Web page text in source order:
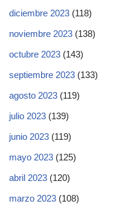
diciembre 2023 (118)
noviembre 2023 (138)
octubre 2023 (143)
septiembre 2023 (133)
agosto 2023 (119)
julio 2023 (139)
junio 2023 (119)
mayo 2023 (125)
abril 2023 (120)
marzo 2023 (108)